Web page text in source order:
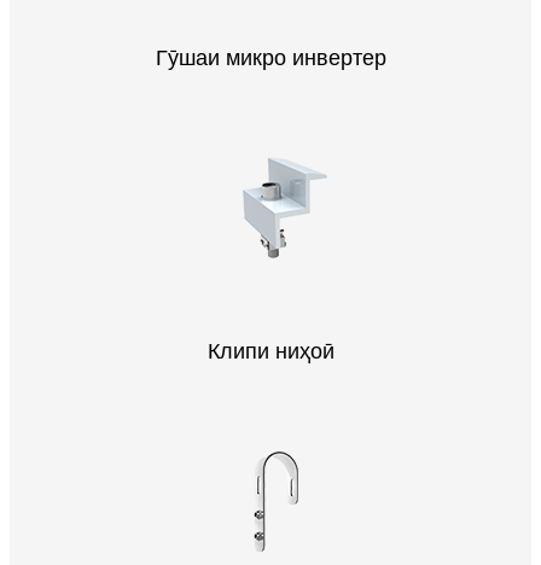
Гӯшаи микро инвертер
Клипи ниҳоӣ